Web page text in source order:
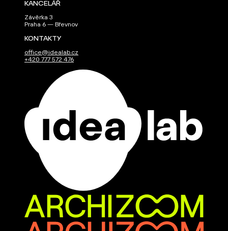
KANCELÁŘ
Závěrka 3
Praha 6 — Břevnov
KONTAKTY
office@idealab.cz
+420 777 572 476